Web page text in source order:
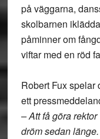
på väggarna,
skolbarnen
påminner om
viftar med en röd
Robert Fux spelar
ett
– Att få göra
dröm sedan